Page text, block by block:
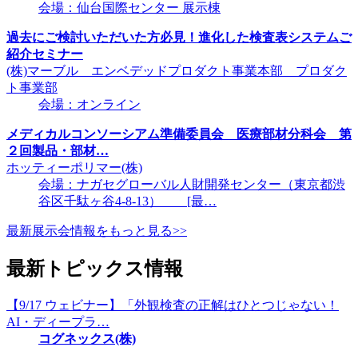
会場：仙台国際センター 展示棟
過去にご検討いただいた方必見！進化した検査表システムご
紹介セミナー
(株)マーブル エンベデッドプロダクト事業本部 プロダク
ト事業部
会場：オンライン
メディカルコンソーシアム準備委員会 医療部材分科会 第
２回製品・部材…
ホッティーポリマー(株)
会場：ナガセグローバル人財開発センター（東京都渋
谷区千駄ヶ谷4-8-13） [最…
最新展示会情報をもっと見る>>
最新トピックス情報
【9/17 ウェビナー】「外観検査の正解はひとつじゃない！
AI・ディープラ…
コグネックス(株)